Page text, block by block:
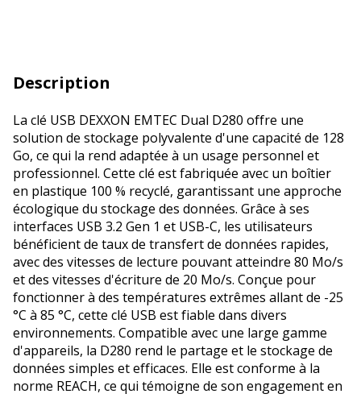
Description
La clé USB DEXXON EMTEC Dual D280 offre une
solution de stockage polyvalente d'une capacité de 128
Go, ce qui la rend adaptée à un usage personnel et
professionnel. Cette clé est fabriquée avec un boîtier
en plastique 100 % recyclé, garantissant une approche
écologique du stockage des données. Grâce à ses
interfaces USB 3.2 Gen 1 et USB-C, les utilisateurs
bénéficient de taux de transfert de données rapides,
avec des vitesses de lecture pouvant atteindre 80 Mo/s
et des vitesses d'écriture de 20 Mo/s. Conçue pour
fonctionner à des températures extrêmes allant de -25
°C à 85 °C, cette clé USB est fiable dans divers
environnements. Compatible avec une large gamme
d'appareils, la D280 rend le partage et le stockage de
données simples et efficaces. Elle est conforme à la
norme REACH, ce qui témoigne de son engagement en